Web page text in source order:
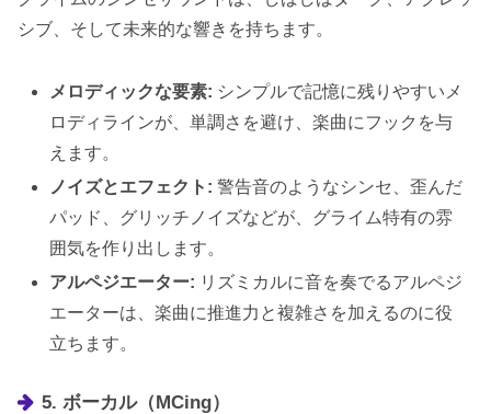
シブ、そして未来的な響きを持ちます。
メロディックな要素: シンプルで記憶に残りやすいメ
ロディラインが、単調さを避け、楽曲にフックを与
えます。
ノイズとエフェクト: 警告音のようなシンセ、歪んだ
パッド、グリッチノイズなどが、グライム特有の雰
囲気を作り出します。
アルペジエーター: リズミカルに音を奏でるアルペジ
エーターは、楽曲に推進力と複雑さを加えるのに役
立ちます。
5. ボーカル（MCing）